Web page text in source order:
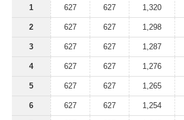
1 627 627 1,320
2 627 627 1,298
3 627 627 1,287
4 627 627 1,276
5 627 627 1,265
6 627 627 1,254